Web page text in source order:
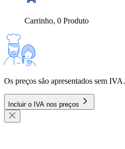
Carrinho, 0 Produto
Os preços são apresentados sem IVA.
Incluir o IVA nos preços